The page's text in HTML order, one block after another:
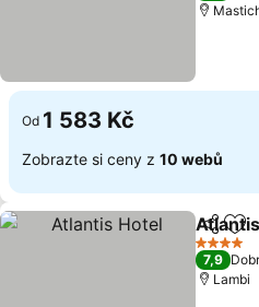
Od 1 583 Kč
Zobrazte si ceny z 10 webů
Sdílet
4 Počet
7,9
Lambi